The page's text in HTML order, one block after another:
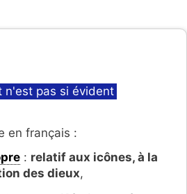
n'est pas si évident
en français :
: relatif aux icônes, à la
des dieux,